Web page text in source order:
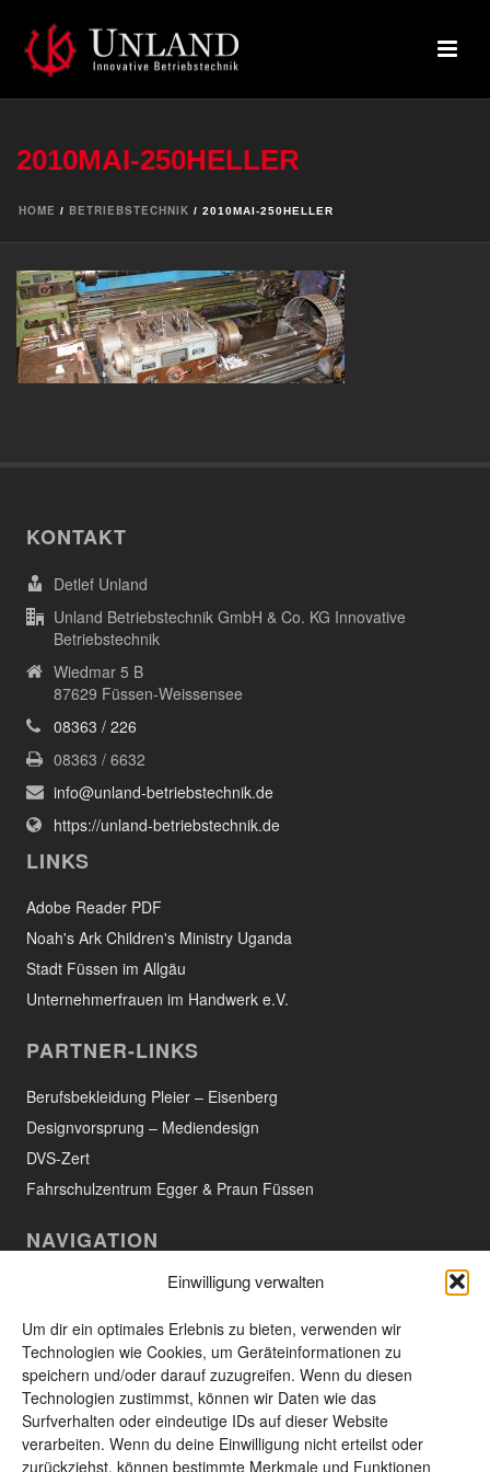
Einwilligung verwalten
Um dir ein optimales Erlebnis zu bieten, verwenden wir
Technologien wie Cookies, um Geräteinformationen zu
speichern und/oder darauf zuzugreifen. Wenn du diesen
Technologien zustimmst, können wir Daten wie das
Surfverhalten oder eindeutige IDs auf dieser Website
verarbeiten. Wenn du deine Einwilligung nicht erteilst oder
zurückziehst, können bestimmte Merkmale und Funktionen
2010MAI-250HELLER
HOME / BETRIEBSTECHNIK / 2010MAI-250HELLER
KONTAKT
Detlef Unland
Unland Betriebstechnik GmbH & Co. KG Innovative
Betriebstechnik
Wiedmar 5 B
87629 Füssen-Weissensee
08363 / 226
08363 / 6632
info@unland-betriebstechnik.de
https://unland-betriebstechnik.de
LINKS
Adobe Reader PDF
Noah's Ark Children's Ministry Uganda
Stadt Füssen im Allgäu
Unternehmerfrauen im Handwerk e.V.
PARTNER-LINKS
Berufsbekleidung Pleier – Eisenberg
Designvorsprung – Mediendesign
DVS-Zert
Fahrschulzentrum Egger & Praun Füssen
NAVIGATION
Aktuelles
Das Unternehmen
Leistungen und Produkte
Unsere Produkte